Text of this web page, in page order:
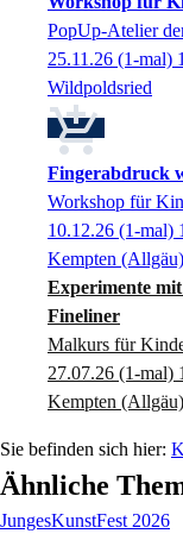
Experimente
Fineliner
Malkurs für
27.07.26 (1-mal)
Kempten (Allgäu)
PopUp-Atelier
25.11.26 (1-mal)
Wildpoldsried
Fingerabdruck
Workshop für
10.12.26 (1-mal)
Kempten (Allgäu)
Ähnliche
JungesKunstFest 2026